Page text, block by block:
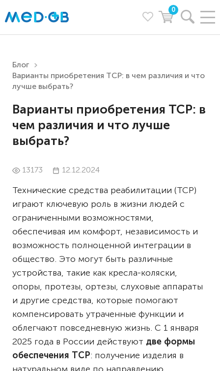
0
Блог
Варианты приобретения ТСР: в чем различия и что
лучше выбрать?
Варианты приобретения ТСР: в
чем различия и что лучше
выбрать?
13173 12.12.2024
Технические средства реабилитации (ТСР)
играют ключевую роль в жизни людей с
ограниченными возможностями,
обеспечивая им комфорт, независимость и
возможность полноценной интеграции в
общество. Это могут быть различные
устройства, такие как кресла-коляски,
опоры, протезы, ортезы, слуховые аппараты
и другие средства, которые помогают
компенсировать утраченные функции и
облегчают повседневную жизнь. С 1 января
2025 года в России действуют две формы
обеспечения ТСР: получение изделия в